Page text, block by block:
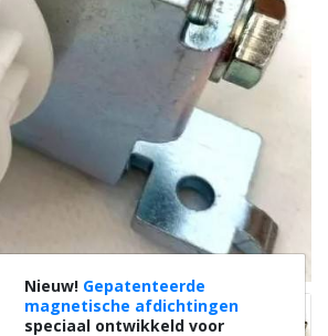
Nieuw! Gepatenteerde
magnetische afdichtingen
speciaal ontwikkeld voor